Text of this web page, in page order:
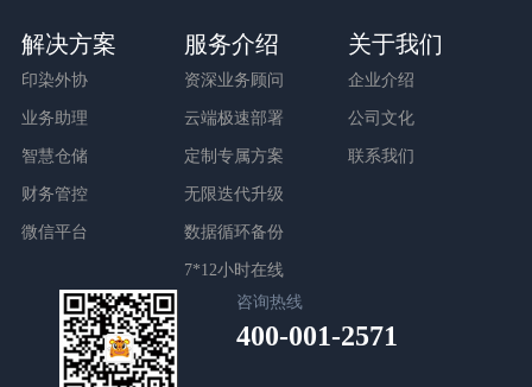
客户参观
亲临系统现场体验
解决方案
印染外协
业务助理
智慧仓储
财务管控
微信平台
服务介绍
资深业务顾问
云端极速部署
定制专属方案
无限迭代升级
数据循环备份
7*12小时在线
关于我们
企业介绍
公司文化
联系我们
咨询热线
400-001-2571